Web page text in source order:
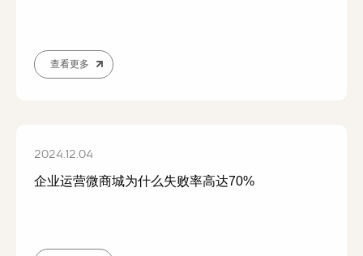
查看更多
2024.12.04
企业运营微商城为什么失败率高达70%